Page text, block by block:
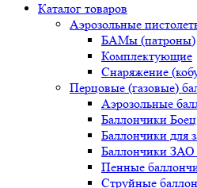
Каталог товаров
Аэрозольные
БАМы (патроны)
Комплектующие
Снаряжение
Перцовые (газовые)
Аэрозольные
Баллончики Боец
Баллончики для
Баллончики ЗАО
Пенные
Струйные